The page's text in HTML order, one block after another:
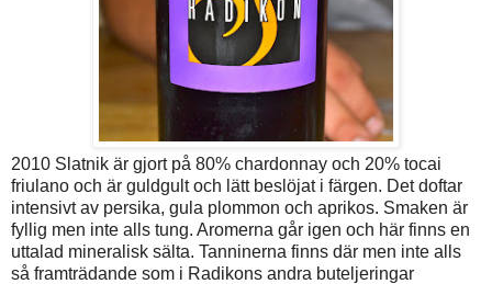
2010 Slatnik är gjort på 80% chardonnay och 20% tocai
friulano och är guldgult och lätt beslöjat i färgen. Det doftar
intensivt av persika, gula plommon och aprikos. Smaken är
fyllig men inte alls tung. Aromerna går igen och här finns en
uttalad mineralisk sälta. Tanninerna finns där men inte alls
så framträdande som i Radikons andra buteljeringar